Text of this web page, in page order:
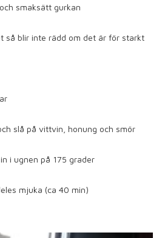
smaksätt gurkan
så blir inte rädd om det är för starkt
slå på vittvin, honung och smör
i ugnen på 175 grader
mjuka (ca 40 min)